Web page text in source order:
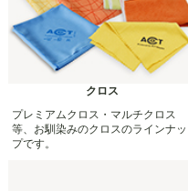
クロス
プレミアムクロス・マルチクロス
等、お馴染みのクロスのラインナッ
プです。